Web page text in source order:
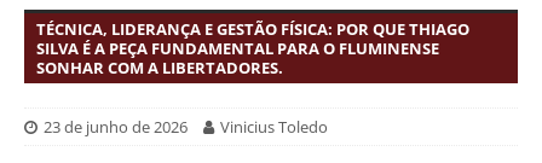
TÉCNICA, LIDERANÇA E GESTÃO FÍSICA: POR QUE THIAGO
SILVA É A PEÇA FUNDAMENTAL PARA O FLUMINENSE
SONHAR COM A LIBERTADORES.
23 de junho de 2026 Vinicius Toledo